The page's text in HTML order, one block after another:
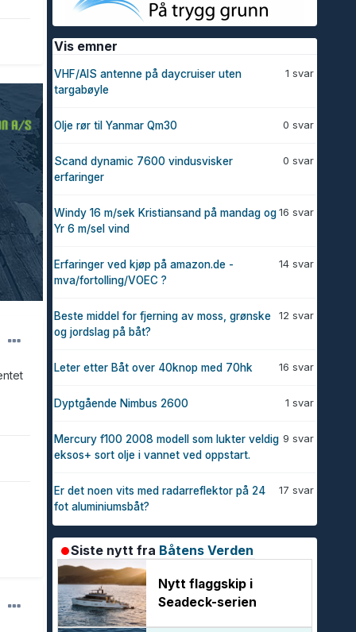
Vis emner
1 svar
VHF/AIS antenne på daycruiser uten
targabøyle
0 svar
Olje rør til Yanmar Qm30
0 svar
Scand dynamic 7600 vindusvisker
erfaringer
16 svar
Windy 16 m/sek Kristiansand på mandag og
Yr 6 m/sel vind
14 svar
Erfaringer ved kjøp på amazon.de -
mva/fortolling/VOEC ?
12 svar
Beste middel for fjerning av moss, grønske
og jordslag på båt?
16 svar
Leter etter Båt over 40knop med 70hk
1 svar
Dyptgående Nimbus 2600
9 svar
Mercury f100 2008 modell som lukter veldig
eksos+ sort olje i vannet ved oppstart.
17 svar
Er det noen vits med radarreflektor på 24
fot aluminiumsbåt?
Siste nytt fra Båtens Verden
Nytt flaggskip i
Seadeck-serien